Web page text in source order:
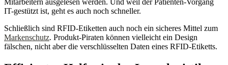
IT-gestützt ist, geht es auch noch schneller.
Schließlich sind RFID-Etiketten auch noch ein sicheres Mittel zum
Markenschutz. Produkt-Piraten können vielleicht ein Design
fälschen, nicht aber die verschlüsselten Daten eines RFID-Etiketts.